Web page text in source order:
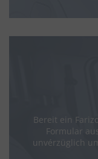
Bereit ein
Formular
unvérzüglich